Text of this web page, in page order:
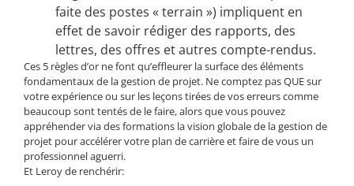
faite des postes « terrain ») impliquent en
effet de savoir rédiger des rapports, des
lettres, des offres et autres compte-rendus.
Ces 5 règles d’or ne font qu’effleurer la surface des éléments
fondamentaux de la gestion de projet. Ne comptez pas QUE sur
votre expérience ou sur les leçons tirées de vos erreurs comme
beaucoup sont tentés de le faire, alors que vous pouvez
appréhender via des formations la vision globale de la gestion de
projet pour accélérer votre plan de carrière et faire de vous un
professionnel aguerri.
Et Leroy de renchérir: